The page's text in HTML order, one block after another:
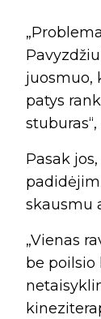
juosmuo,
patys
Pasak
skausmu
„Vienas
be